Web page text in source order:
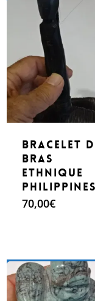
Make An Offer
bracelet
bras
ethnique
Philippines
70,00€
Make An Offer